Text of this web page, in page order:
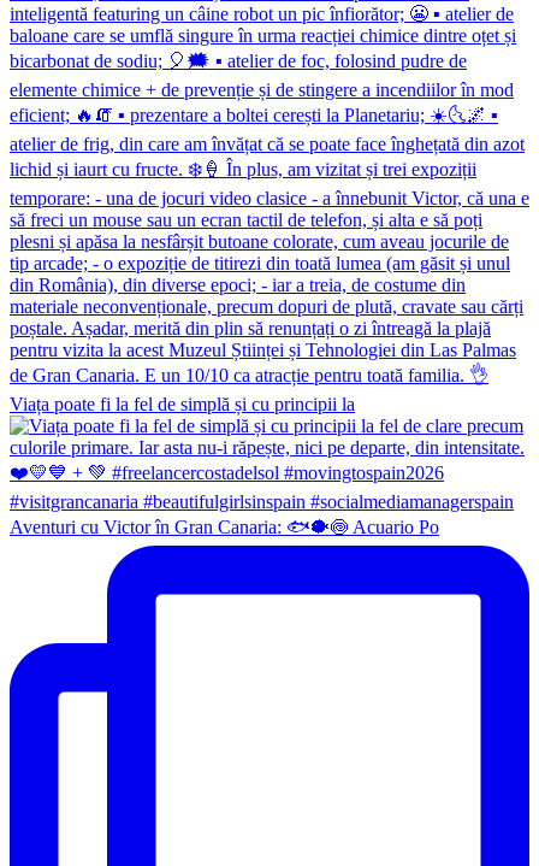
Viața poate fi la fel de simplă și cu principii la
Aventuri cu Victor în Gran Canaria: 🐟🐡🍥 Acuario Po